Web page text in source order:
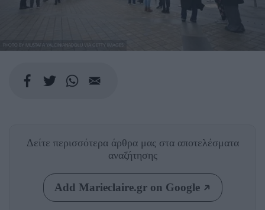
PHOTO BY MUSTAFA YALCIN/ANADOLU VIA GETTY IMAGES
Δείτε περισσότερα άρθρα μας στα αποτελέσματα
αναζήτησης
Add Marieclaire.gr on Google